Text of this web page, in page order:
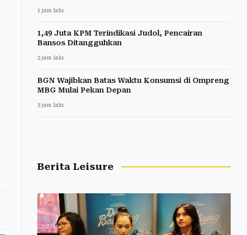
1 jam lalu
1,49 Juta KPM Terindikasi Judol, Pencairan
Bansos Ditangguhkan
2 jam lalu
BGN Wajibkan Batas Waktu Konsumsi di Ompreng
MBG Mulai Pekan Depan
3 jam lalu
Berita Leisure